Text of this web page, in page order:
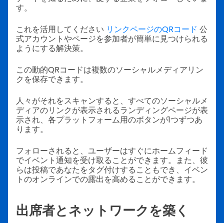
す。
これを活用してください リンクページのQRコード 公
式アカウントやページを参加者が簡単に見つけられる
ようにする解決策。
この動的QRコードは複数のソーシャルメディアリン
クを保存できます。
人々がそれをスキャンすると、すべてのソーシャルメ
ディアのリンクが表示されるランディングページが表
示され、各プラットフォーム用のボタンが1つずつあ
ります。
フォローされると、ユーザーはすぐにホームフィード
でイベント通知を受け取ることができます。また、彼
らは投稿であなたをタグ付けすることもでき、イベン
トのオンラインでの露出を高めることができます。
出席者とネットワークを築く